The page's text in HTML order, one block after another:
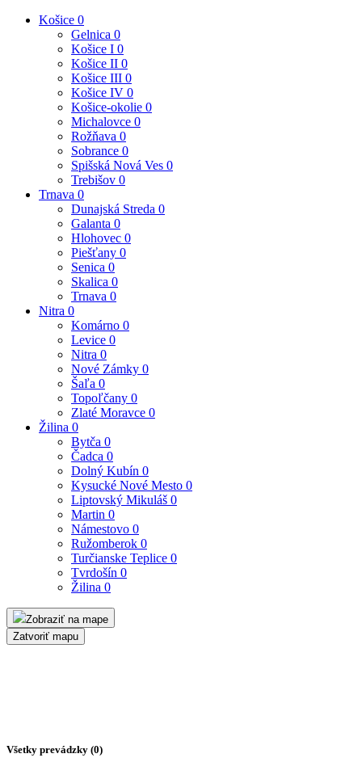
Košice 0
Gelnica 0
Košice I 0
Košice II 0
Košice III 0
Košice IV 0
Košice-okolie 0
Michalovce 0
Rožňava 0
Sobrance 0
Spišská Nová Ves 0
Trebišov 0
Trnava 0
Dunajská Streda 0
Galanta 0
Hlohovec 0
Piešťany 0
Senica 0
Skalica 0
Trnava 0
Nitra 0
Komárno 0
Levice 0
Nitra 0
Nové Zámky 0
Šaľa 0
Topoľčany 0
Zlaté Moravce 0
Žilina 0
Bytča 0
Čadca 0
Dolný Kubín 0
Kysucké Nové Mesto 0
Liptovský Mikuláš 0
Martin 0
Námestovo 0
Ružomberok 0
Turčianske Teplice 0
Tvrdošín 0
Žilina 0
Zobraziť na mape
Zatvoriť mapu
Všetky prevádzky (0)